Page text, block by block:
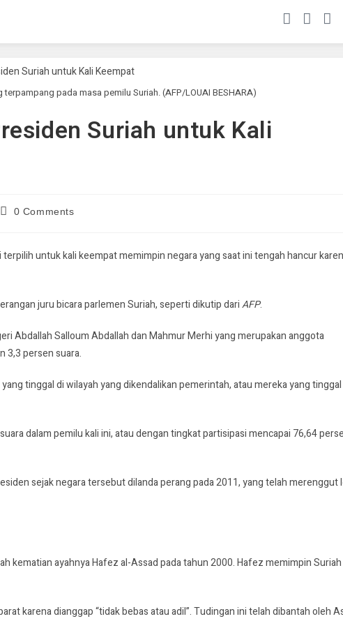
pada masa pemilu Suriah. (AFP/LOUAI BESHARA)
Suriah untuk Kali
0 Comments
terpilih untuk kali keempat memimpin negara yang saat ini tengah hancur
juru bicara parlemen Suriah, seperti dikutip dariAFP.
Abdallah Salloum Abdallah dan Mahmur Merhi yang merupakan anggota
3,3 persen suara.
tinggal di wilayah yang dikendalikan pemerintah, atau mereka yang
dalam pemilu kali ini, atau dengan tingkat partisipasi mencapai 76,64
sejak negara tersebut dilanda perang pada 2011, yang telah merenggut
kematian ayahnya Hafez al-Assad pada tahun 2000. Hafez memimpin Suriah
karena dianggap “tidak bebas atau adil”. Tudingan ini telah dibantah oleh